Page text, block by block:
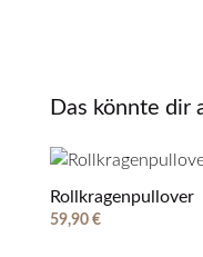
Das könnte dir
Rollkragenpullover
59,90 €